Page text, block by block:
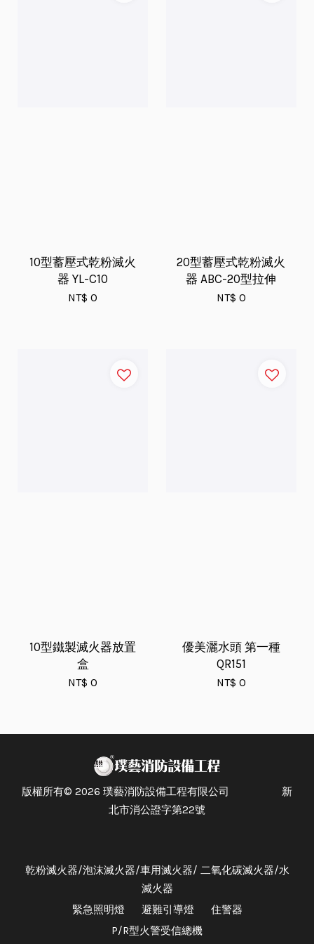
10型蓄壓式乾粉滅火
器 YL-C10
NT$ 0
20型蓄壓式乾粉滅火
器 ABC-20型拉伸
NT$ 0
10型鐵製滅火器放置
盒
NT$ 0
優美灑水頭 第一種
QR151
NT$ 0
版權所有© 2026 璞藝消防設備工程有限公司 新
北市消公證字第22號
乾粉滅火器/泡沫滅火器/車用滅火器/ 二氧化碳滅火器/水
滅火器
緊急照明燈
避難引導燈
住警器
P/R型火警受信總機